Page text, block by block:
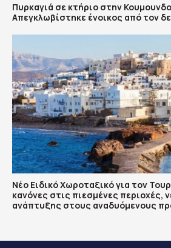
Πυρκαγιά σε κτήριο στην
Απεγκλωβίστηκε ένοικος από τον
Νέο Ειδικό Χωροταξικό για τον
κανόνες στις πιεσμένες περιοχές,
ανάπτυξης στους αναδυόμενους